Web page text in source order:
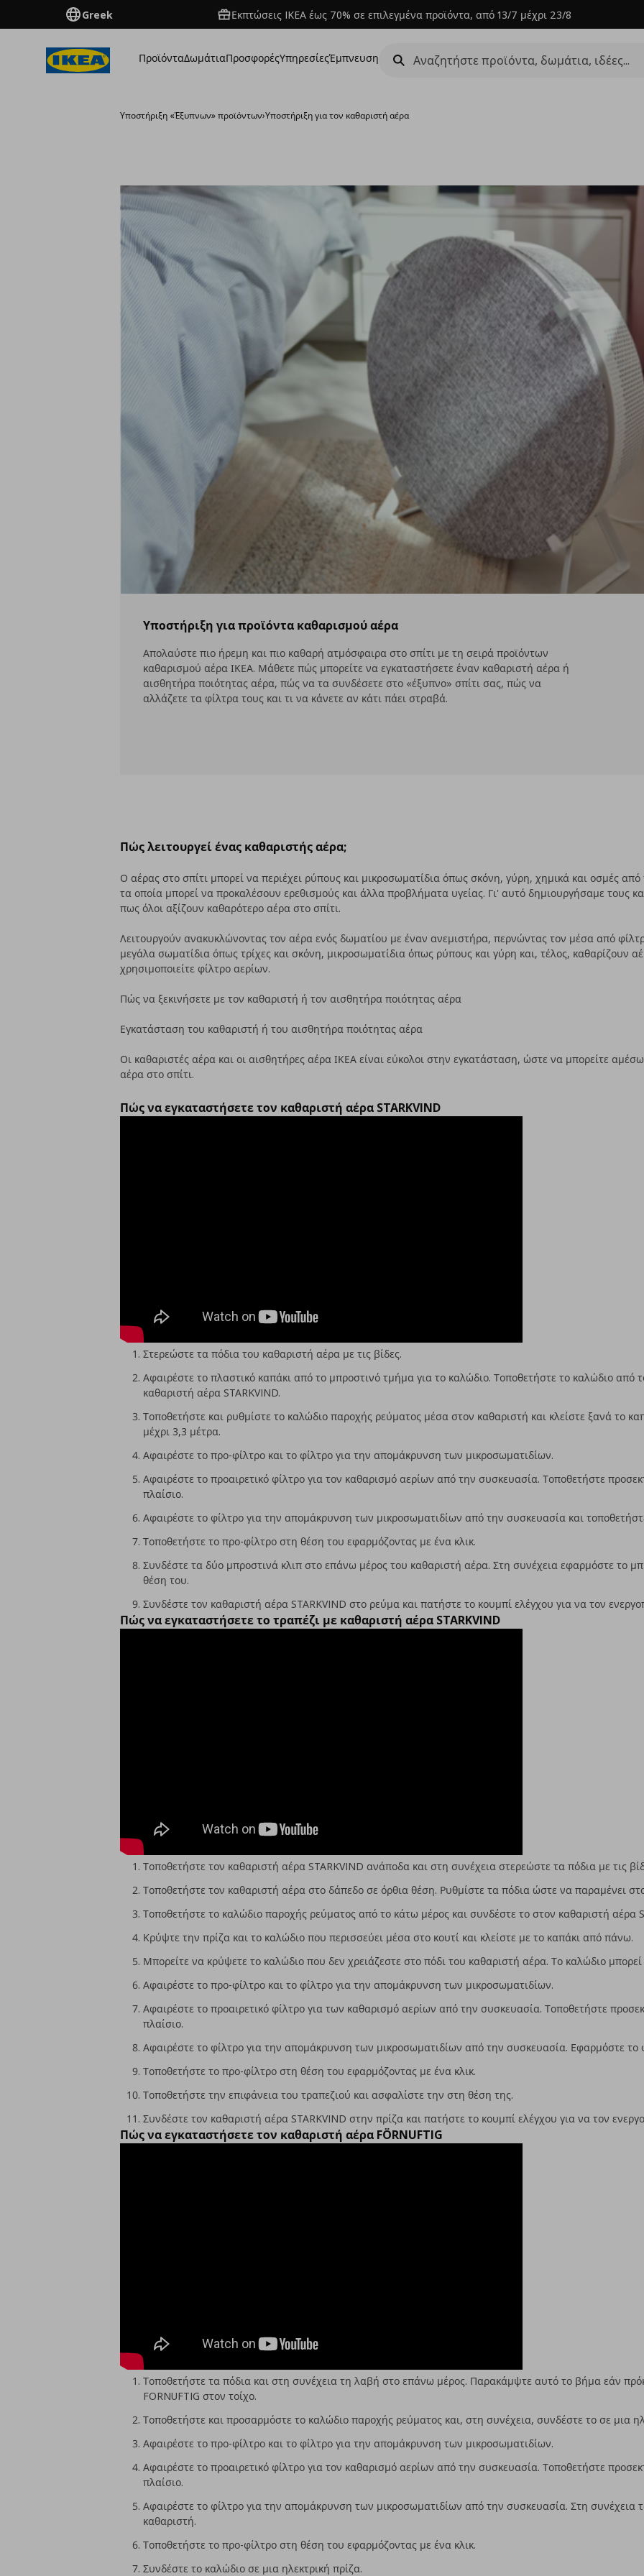
Greek Εκπτώσεις IKEA έως 70% σε επιλεγμένα προϊόντα, από 13/7 μέχρι 23/8
ΠροϊόνταΔωμάτιαΠροσφορέςΥπηρεσίεςΈμπνευση
Υποστήριξη «Έξυπνων» προϊόντων›Υποστήριξη για τον καθαριστή αέρα
Υποστήριξη για προϊόντα καθαρισμού αέρα
Απολαύστε πιο ήρεμη και πιο καθαρή ατμόσφαιρα στο σπίτι με τη σειρά προϊόντων
καθαρισμού αέρα ΙΚΕΑ. Μάθετε πώς μπορείτε να εγκαταστήσετε έναν καθαριστή αέρα ή
αισθητήρα ποιότητας αέρα, πώς να τα συνδέσετε στο «έξυπνο» σπίτι σας, πώς να
αλλάζετε τα φίλτρα τους και τι να κάνετε αν κάτι πάει στραβά.
Πώς λειτουργεί ένας καθαριστής αέρα;
Ο αέρας στο σπίτι μπορεί να περιέχει ρύπους και μικροσωματίδια όπως σκόνη, γύρη, χημικά και οσμές
τα οποία μπορεί να προκαλέσουν ερεθισμούς και άλλα προβλήματα υγείας. Γι' αυτό δημιουργήσαμε τους
πως όλοι αξίζουν καθαρότερο αέρα στο σπίτι.
Λειτουργούν ανακυκλώνοντας τον αέρα ενός δωματίου με έναν ανεμιστήρα, περνώντας τον μέσα από
μεγάλα σωματίδια όπως τρίχες και σκόνη, μικροσωματίδια όπως ρύπους και γύρη και, τέλος, καθαρίζουν
χρησιμοποιείτε φίλτρο αερίων.
Πώς να ξεκινήσετε με τον καθαριστή ή τον αισθητήρα ποιότητας αέρα
Εγκατάσταση του καθαριστή ή του αισθητήρα ποιότητας αέρα
Οι καθαριστές αέρα και οι αισθητήρες αέρα ΙΚΕΑ είναι εύκολοι στην εγκατάσταση, ώστε να μπορείτε
αέρα στο σπίτι.
Πώς να εγκαταστήσετε τον καθαριστή αέρα STARKVIND
Στερεώστε τα πόδια του καθαριστή αέρα με τις βίδες.
Αφαιρέστε το πλαστικό καπάκι από το μπροστινό τμήμα για το καλώδιο. Τοποθετήστε το καλώδιο από
καθαριστή αέρα STARKVIND.
Τοποθετήστε και ρυθμίστε το καλώδιο παροχής ρεύματος μέσα στον καθαριστή και κλείστε ξανά το
μέχρι 3,3 μέτρα.
Αφαιρέστε το προ-φίλτρο και το φίλτρο για την απομάκρυνση των μικροσωματιδίων.
Αφαιρέστε το προαιρετικό φίλτρο για τον καθαρισμό αερίων από την συσκευασία. Τοποθετήστε
πλαίσιο.
Αφαιρέστε το φίλτρο για την απομάκρυνση των μικροσωματιδίων από την συσκευασία και
Τοποθετήστε το προ-φίλτρο στη θέση του εφαρμόζοντας με ένα κλικ.
Συνδέστε τα δύο μπροστινά κλιπ στο επάνω μέρος του καθαριστή αέρα. Στη συνέχεια εφαρμόστε το
θέση του.
Συνδέστε τον καθαριστή αέρα STARKVIND στο ρεύμα και πατήστε το κουμπί ελέγχου για να τον
Πώς να εγκαταστήσετε το τραπέζι με καθαριστή αέρα STARKVIND
Τοποθετήστε τον καθαριστή αέρα STARKVIND ανάποδα και στη συνέχεια στερεώστε τα πόδια με τις
Τοποθετήστε τον καθαριστή αέρα στο δάπεδο σε όρθια θέση. Ρυθμίστε τα πόδια ώστε να παραμένει
Τοποθετήστε το καλώδιο παροχής ρεύματος από το κάτω μέρος και συνδέστε το στον καθαριστή αέρα
Κρύψτε την πρίζα και το καλώδιο που περισσεύει μέσα στο κουτί και κλείστε με το καπάκι από πάνω.
Μπορείτε να κρύψετε το καλώδιο που δεν χρειάζεστε στο πόδι του καθαριστή αέρα. Το καλώδιο
Αφαιρέστε το προ-φίλτρο και το φίλτρο για την απομάκρυνση των μικροσωματιδίων.
Αφαιρέστε το προαιρετικό φίλτρο για των καθαρισμό αερίων από την συσκευασία. Τοποθετήστε
πλαίσιο.
Αφαιρέστε το φίλτρο για την απομάκρυνση των μικροσωματιδίων από την συσκευασία. Εφαρμόστε το
Τοποθετήστε το προ-φίλτρο στη θέση του εφαρμόζοντας με ένα κλικ.
Τοποθετήστε την επιφάνεια του τραπεζιού και ασφαλίστε την στη θέση της.
Συνδέστε τον καθαριστή αέρα STARKVIND στην πρίζα και πατήστε το κουμπί ελέγχου για να τον
Πώς να εγκαταστήσετε τον καθαριστή αέρα FÖRNUFTIG
Τοποθετήστε τα πόδια και στη συνέχεια τη λαβή στο επάνω μέρος. Παρακάμψτε αυτό το βήμα εάν
FORNUFTIG στον τοίχο.
Τοποθετήστε και προσαρμόστε το καλώδιο παροχής ρεύματος και, στη συνέχεια, συνδέστε το σε μια
Αφαιρέστε το προ-φίλτρο και το φίλτρο για την απομάκρυνση των μικροσωματιδίων.
Αφαιρέστε το προαιρετικό φίλτρο για τον καθαρισμό αερίων από την συσκευασία. Τοποθετήστε
πλαίσιο.
Αφαιρέστε το φίλτρο για την απομάκρυνση των μικροσωματιδίων από την συσκευασία. Στη συνέχεια
καθαριστή.
Τοποθετήστε το προ-φίλτρο στη θέση του εφαρμόζοντας με ένα κλικ.
Συνδέστε το καλώδιο σε μια ηλεκτρική πρίζα.